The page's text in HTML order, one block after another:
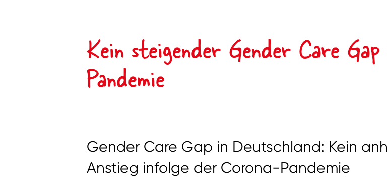
Kein steigender Gender Care
Pandemie
Gender Care Gap in Deutschland: Kein
Anstieg infolge der Corona-Pandemie